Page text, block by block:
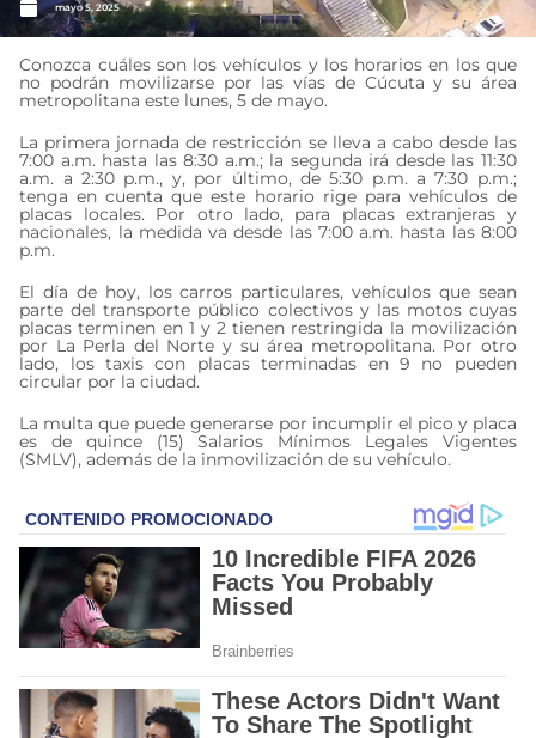
mayo 5, 2025
Conozca cuáles son los vehículos y los horarios en los que
no podrán movilizarse por las vías de Cúcuta y su área
metropolitana este lunes, 5 de mayo.
La primera jornada de restricción se lleva a cabo desde las
7:00 a.m. hasta las 8:30 a.m.; la segunda irá desde las 11:30
a.m. a 2:30 p.m., y, por último, de 5:30 p.m. a 7:30 p.m.;
tenga en cuenta que este horario rige para vehículos de
placas locales. Por otro lado, para placas extranjeras y
nacionales, la medida va desde las 7:00 a.m. hasta las 8:00
p.m.
El día de hoy, los carros particulares, vehículos que sean
parte del transporte público colectivos y las motos cuyas
placas terminen en 1 y 2 tienen restringida la movilización
por La Perla del Norte y su área metropolitana. Por otro
lado, los taxis con placas terminadas en 9 no pueden
circular por la ciudad.
La multa que puede generarse por incumplir el pico y placa
es de quince (15) Salarios Mínimos Legales Vigentes
(SMLV), además de la inmovilización de su vehículo.